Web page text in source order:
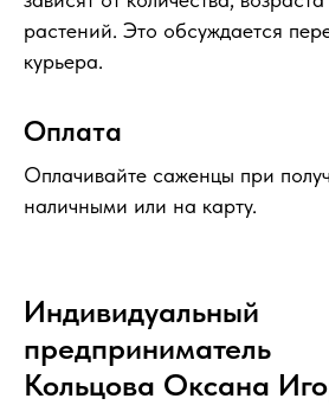
растений. Это обсуждается
курьера.
Оплата
Оплачивайте саженцы при
наличными или на карту.
Индивидуальный
предприниматель
Кольцова Оксана